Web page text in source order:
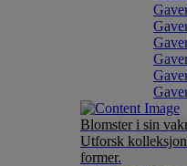
Blomster i sin
Utforsk
former.